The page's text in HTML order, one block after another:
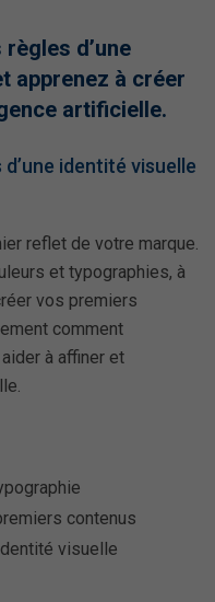
d’une
apprenez à créer
artificielle.
identité visuelle
reflet de votre marque.
et typographies, à
vos premiers
comment
à affiner et
contenus
visuelle